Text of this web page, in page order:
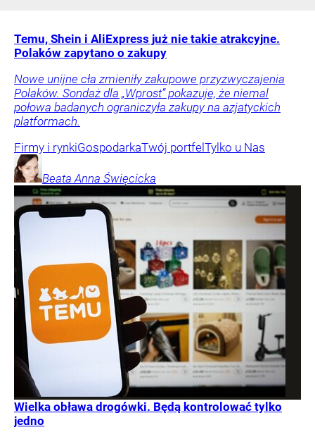
Temu, Shein i AliExpress już nie takie atrakcyjne.
Polaków zapytano o zakupy
Nowe unijne cła zmieniły zakupowe przyzwyczajenia
Polaków. Sondaż dla „Wprost” pokazuje, że niemal
połowa badanych ograniczyła zakupy na azjatyckich
platformach.
Firmy i rynkiGospodarkaTwój portfel Tylko u Nas
Beata Anna Święcicka
Wielka obława drogówki. Będą kontrolować tylko
jedno